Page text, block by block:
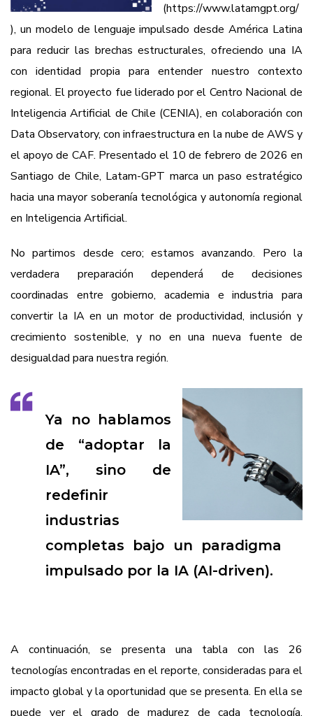
(https://www.latamgpt.org/
), un modelo de lenguaje impulsado desde América Latina
para reducir las brechas estructurales, ofreciendo una IA
con identidad propia para entender nuestro contexto
regional. El proyecto fue liderado por el Centro Nacional de
Inteligencia Artificial de Chile (CENIA), en colaboración con
Data Observatory, con infraestructura en la nube de AWS y
el apoyo de CAF. Presentado el 10 de febrero de 2026 en
Santiago de Chile, Latam-GPT marca un paso estratégico
hacia una mayor soberanía tecnológica y autonomía regional
en Inteligencia Artificial.
No partimos desde cero; estamos avanzando. Pero la
verdadera preparación dependerá de decisiones
coordinadas entre gobierno, academia e industria para
convertir la IA en un motor de productividad, inclusión y
crecimiento sostenible, y no en una nueva fuente de
desigualdad para nuestra región.
Ya no hablamos
de “adoptar la
IA”, sino de
redefinir
industrias
completas bajo un paradigma
impulsado por la IA (AI-driven).
A continuación, se presenta una tabla con las 26
tecnologías encontradas en el reporte, consideradas para el
impacto global y la oportunidad que se presenta. En ella se
puede ver el grado de madurez de cada tecnología,